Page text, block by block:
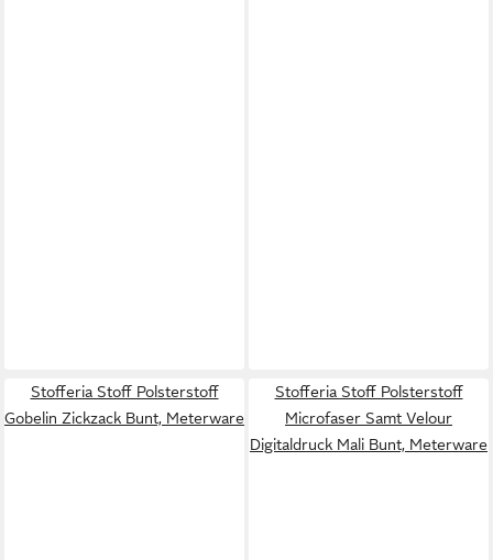
Stofferia Stoff Polsterstoff
Gobelin Zickzack Bunt, Meterware
Stofferia Stoff Polsterstoff
Microfaser Samt Velour
Digitaldruck Mali Bunt, Meterware